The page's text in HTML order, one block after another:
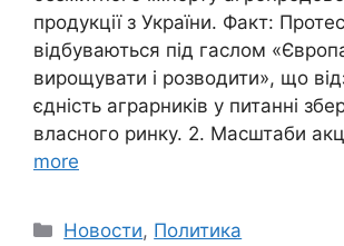
продукції з України. Факт:
відбуваються під гаслом
вирощувати і розводити», що
єдність аграрників у питанні
власного ринку. 2. Масштаби
more
Categories
Новости, Политика